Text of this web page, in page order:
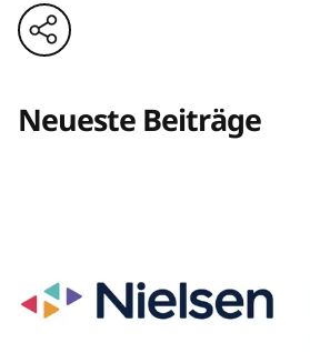
Neueste Beiträge